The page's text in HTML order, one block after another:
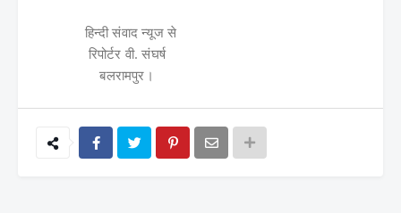
हिन्दी संवाद न्यूज से
रिपोर्टर वी. संघर्ष
बलरामपुर।